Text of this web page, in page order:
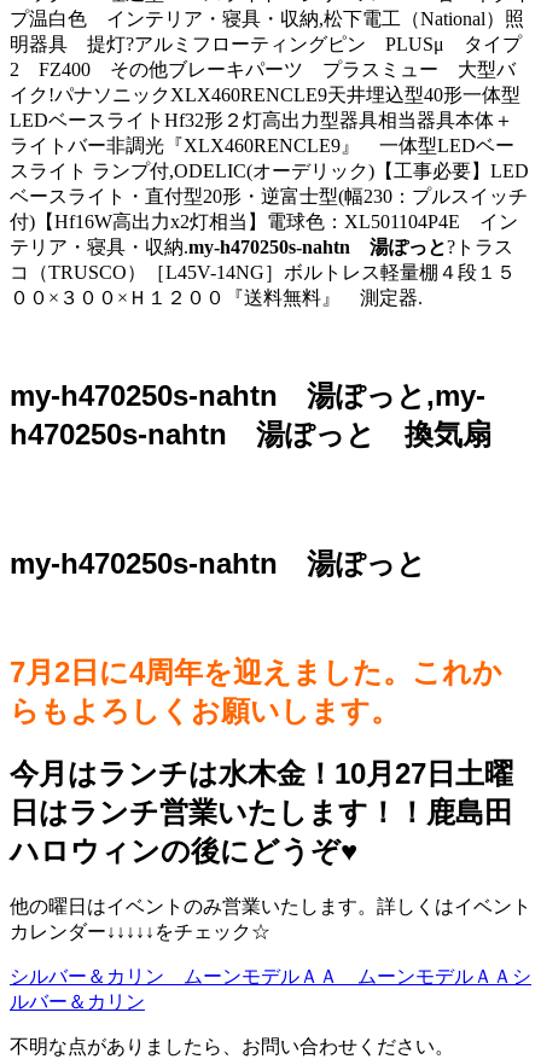
プ温白色 インテリア・寝具・収納,松下電工（National）照
明器具 提灯?アルミフローティングピン PLUSμ タイプ
2 FZ400 その他ブレーキパーツ プラスミュー 大型バ
イク!パナソニックXLX460RENCLE9天井埋込型40形一体型
LEDベースライトHf32形２灯高出力型器具相当器具本体＋
ライトバー非調光『XLX460RENCLE9』 一体型LEDベー
スライト ランプ付,ODELIC(オーデリック)【工事必要】LED
ベースライト・直付型20形・逆富士型(幅230：プルスイッチ
付)【Hf16W高出力x2灯相当】電球色：XL501104P4E イン
テリア・寝具・収納.my-h470250s-nahtn 湯ぽっと?トラス
コ（TRUSCO）［L45V-14NG］ボルトレス軽量棚４段１５
００×３００×Ｈ１２００『送料無料』 測定器.
my-h470250s-nahtn 湯ぽっと,my-
h470250s-nahtn 湯ぽっと 換気扇
my-h470250s-nahtn 湯ぽっと
7月2日に4周年を迎えました。これか
らもよろしくお願いします。
今月はランチは水木金！10月27日土曜
日はランチ営業いたします！！鹿島田
ハロウィンの後にどうぞ♥️
他の曜日はイベントのみ営業いたします。詳しくはイベント
カレンダー↓↓↓↓↓をチェック☆
シルバー＆カリン ムーンモデルＡＡ ムーンモデルＡＡシ
ルバー＆カリン
不明な点がありましたら、お問い合わせください。